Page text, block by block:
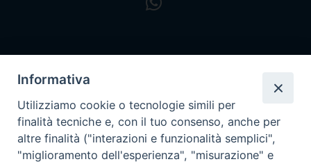
Informativa
Utilizziamo cookie o tecnologie simili per
finalità tecniche e, con il tuo consenso, anche per
altre finalità ("interazioni e funzionalità semplici",
"miglioramento dell'esperienza", "misurazione" e